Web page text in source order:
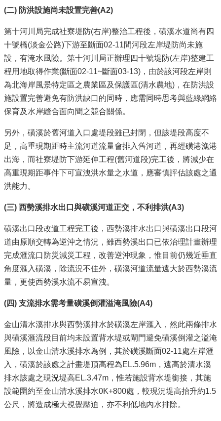
(二) 防洪設施尚未設置完善(A2)
第十河川局完成社寮堤防(右岸)整治工程後，磺溪水道尚有四
十號橋(淡金公路)下游至斷面02-11間河段左岸堤防尚未施
設，有淹水風險。第十河川局正辦理四十號堤防(左岸)整建工
程用地取得作業(斷面02-11~斷面03-13)，由於該河段左岸則
為北海岸風景特定區之農業區及保護區(清水農地)，在防洪設
施設置完善避免有防洪缺口的同時，應需同時思考與藍綠網絡
保育及水岸縫合面向間之競合關係。
另外，磺溪於舊河道入口處堤段雖已封閉，但該堤段高度不
足，高重現期距時主流河道流量會排入舊河道，再經磺港漁港
出海，而社寮堤防下游延伸工程(舊河道段)完工後，將減少在
高重現期距事件下可宣洩洪水量之水道，應審慎評估該處之通
洪能力。
(三) 西勢溪排水出口與磺溪河道正交，不利排洪(A3)
磺溪出口段改道工程完工後，西勢溪排水出口與磺溪出口段河
道由原順交轉為逆沖之情況，雖西勢溪出口已依治理計畫辦理
完成滙流口防災減災工程，改善逆沖現象，惟目前仍幾近垂直
角度滙入磺溪，除流況不佳外，磺溪河道流量遠大於西勢溪流
量，更使西勢溪水流不易宣洩。
(四) 支流排水需考量磺溪倒灌溢淹風險(A4)
金山清水溪排水與西勢溪排水於磺溪左岸滙入，然此兩條排水
與磺溪滙流段目前均未設置背水堤或閘門避免磺溪倒灌之溢淹
風險，以金山清水溪排水為例，其於磺溪斷面02-11處左岸滙
入，磺溪於該處之計畫堤頂高程為EL.5.96m，遠高於清水溪
排水該處之現況堤高EL.3.47m，惟若施設背水堤銜接，其施
設範圍約至金山清水溪排水0K+800處，較現況堤高抬升約1.5
公尺，將造成極大視覺壓迫，亦不利低地內水排除。